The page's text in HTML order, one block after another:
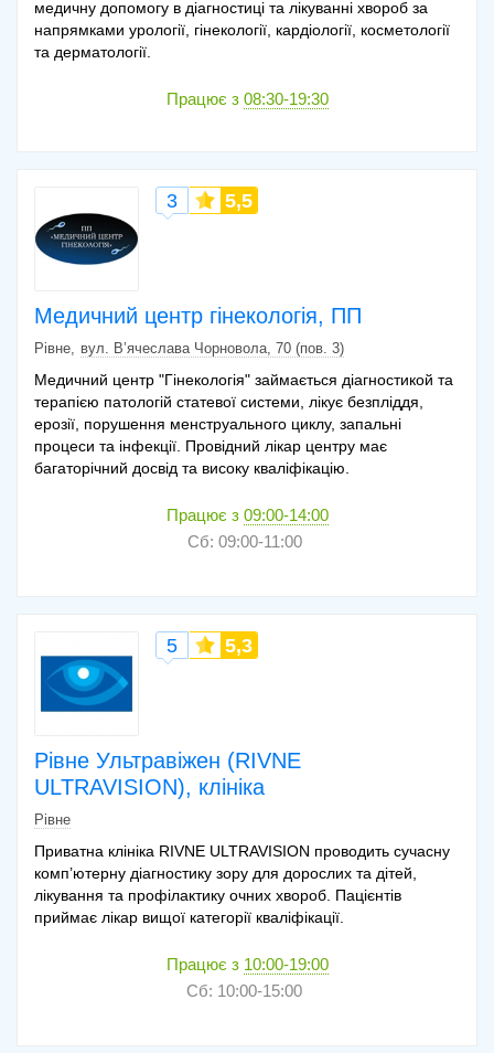
медичну допомогу в діагностиці та лікуванні хвороб за
напрямками урології, гінекології, кардіології, косметології
та дерматології.
Працює з 08:30-19:30
Медичний центр гінекологія, ПП
3 5,5
Рівне вул. В’ячеслава Чорновола, 70 (пов. 3)
Медичний центр "Гінекологія" займається діагностикой та
терапією патологій статевої системи, лікує безпліддя,
ерозії, порушення менструального циклу, запальні
процеси та інфекції. Провідний лікар центру має
багаторічний досвід та високу кваліфікацію.
Працює з 09:00-14:00
Сб: 09:00-11:00
Рівне Ультравіжен (RIVNE
ULTRAVISION), клініка
5 5,3
Рівне
Приватна клініка RIVNE ULTRAVISION проводить сучасну
комп’ютерну діагностику зору для дорослих та дітей,
лікування та профілактику очних хвороб. Пацієнтів
приймає лікар вищої категорії кваліфікації.
Працює з 10:00-19:00
Сб: 10:00-15:00